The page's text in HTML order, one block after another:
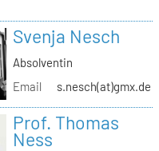
Svenja Nesch
Absolventin
Email
s.nesch(at)gmx.de
Prof. Thomas
Ness